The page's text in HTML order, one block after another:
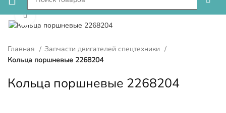
Нажмите, чтобы увеличить
Главная
Запчасти двигателей спецтехники
Кольца поршневые 2268204
Кольца поршневые 2268204